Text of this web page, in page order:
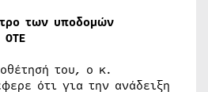
των υποδομών
ΟΤΕ
του, ο κ.
ότι για την ανάδειξη